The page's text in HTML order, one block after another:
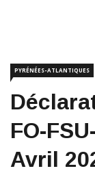
PYRÉNÉES-ATLANTIQUES
FO-
Avril